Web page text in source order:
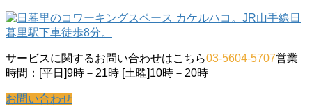
コ
ン
ン
ツ
に
ナ
ビ
ー
シ
ョ
サービスに関するお問い合わせはこちら03-5604-5707営業
時間：[平日]9時－21時 [土曜]10時－20時
お問い合わせ